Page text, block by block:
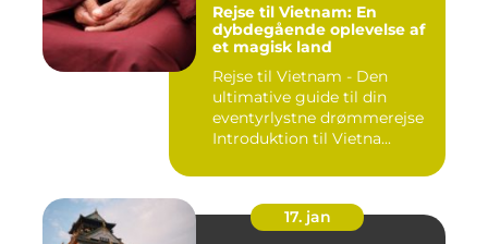
Rejse til Vietnam: En
dybdegående oplevelse af
et magisk land
Rejse til Vietnam - Den
ultimative guide til din
eventyrlystne drømmerejse
Introduktion til Vietna...
17. jan